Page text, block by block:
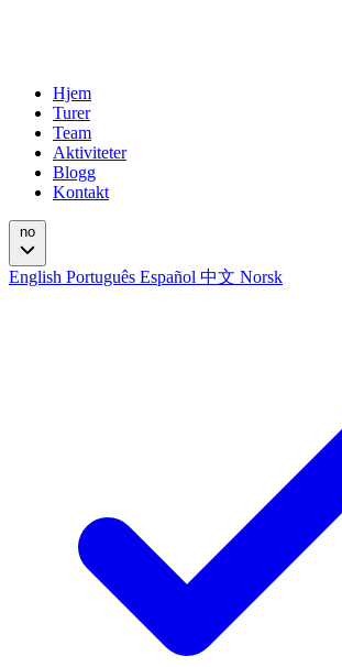
Hjem
Turer
Team
Aktiviteter
Blogg
Kontakt
no
English Português Español 中文 Norsk